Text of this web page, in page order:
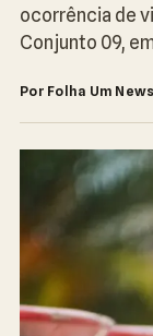
ocorrência de
Conjunto 09,
Por Folha Um News